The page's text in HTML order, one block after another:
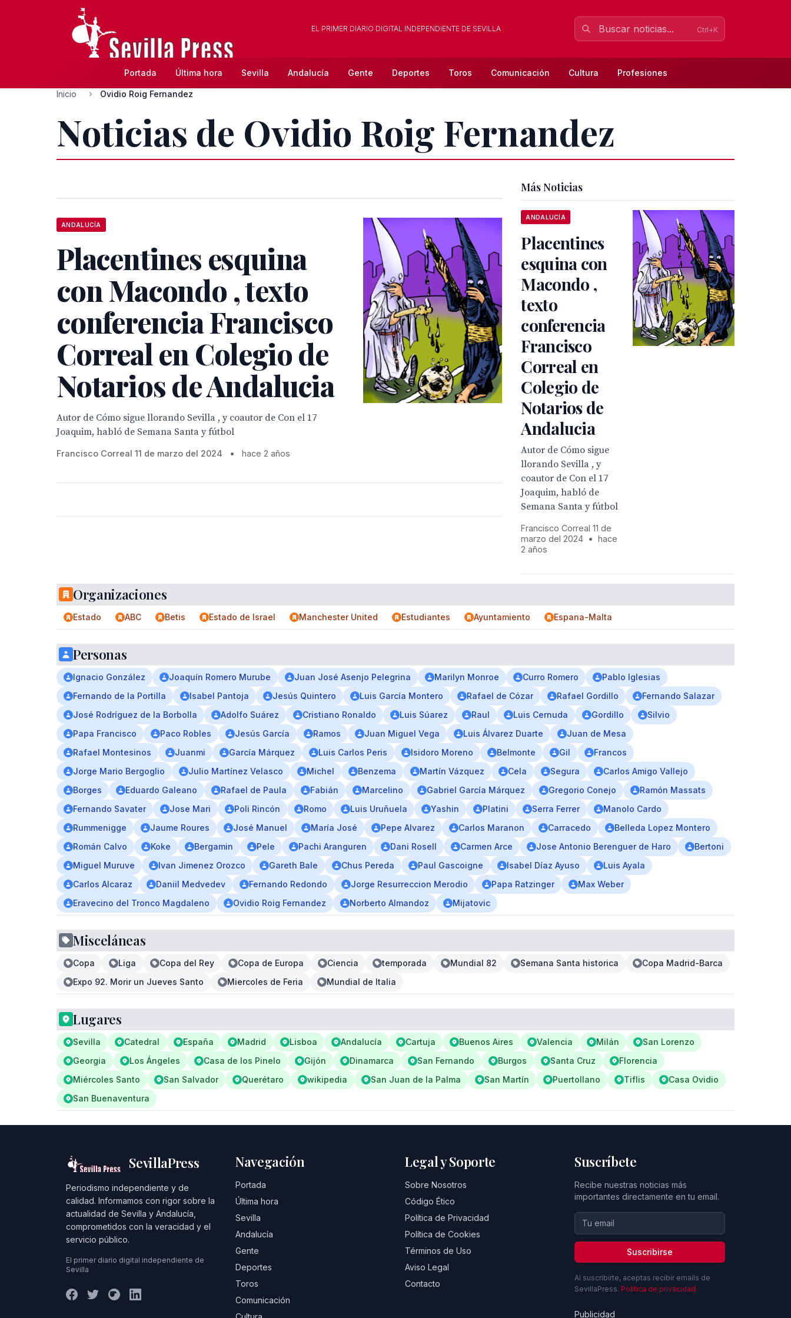
EL PRIMER DIARIO DIGITAL INDEPENDIENTE DE SEVILLA Ctrl+K
Portada Última hora Sevilla Andalucía Gente Deportes Toros Comunicación Cultura Profesiones
Inicio Ovidio Roig Fernandez
Noticias de Ovidio Roig Fernandez
ANDALUCÍA
Placentines esquina
con Macondo , texto
conferencia Francisco
Correal en Colegio de
Notarios de Andalucia
Autor de Cómo sigue llorando Sevilla , y coautor de Con el 17
Joaquim, habló de Semana Santa y fútbol
Francisco Correal 11 de marzo del 2024 • hace 2 años
Más Noticias
ANDALUCÍA
Placentines
esquina con
Macondo ,
texto
conferencia
Francisco
Correal en
Colegio de
Notarios de
Andalucia
Autor de Cómo sigue
llorando Sevilla , y
coautor de Con el 17
Joaquim, habló de
Semana Santa y fútbol
Francisco Correal 11 de
marzo del 2024 •
hace
2 años
Organizaciones
Estado ABC Betis Estado de Israel Manchester United Estudiantes Ayuntamiento Espana-Malta
Personas
Ignacio González Joaquín Romero Murube Juan José Asenjo Pelegrina Marilyn Monroe Curro Romero
Pablo Iglesias
Fernando de la Portilla
Isabel Pantoja Jesús Quintero Luis García Montero Rafael de Cózar Rafael Gordillo
Fernando Salazar
José Rodríguez de la Borbolla
Adolfo Suárez Cristiano Ronaldo Luis Súarez Raul Luis Cernuda Gordillo
Silvio
Papa Francisco
Paco Robles Jesús García Ramos Juan Miguel Vega Luis Álvarez Duarte
Juan de Mesa
Rafael Montesinos
Juanmi García Márquez Luis Carlos Peris Isidoro Moreno Belmonte Gil
Francos
Jorge Mario Bergoglio
Julio Martínez Velasco Michel Benzema Martín Vázquez Cela Segura
Carlos Amigo Vallejo
Borges
Eduardo Galeano Rafael de Paula Fabián Marcelino Gabriel García Márquez Gregorio Conejo
Ramón Massats
Fernando Savater
Jose Mari Poli Rincón Romo Luis Uruñuela Yashin Platini Serra Ferrer
Manolo Cardo
Rummenigge
Jaume Roures José Manuel María José Pepe Alvarez Carlos Maranon Carracedo
Belleda Lopez Montero
Román Calvo
Koke Bergamin Pele Pachi Aranguren Dani Rosell Carmen Arce Jose Antonio Berenguer de Haro
Bertoni
Miguel Muruve
Ivan Jimenez Orozco Gareth Bale Chus Pereda Paul Gascoigne Isabel Díaz Ayuso
Luis Ayala
Carlos Alcaraz
Daniil Medvedev Fernando Redondo Jorge Resurreccion Merodio Papa Ratzinger
Max Weber
Eravecino del Tronco Magdaleno
Ovidio Roig Fernandez Norberto Almandoz Mijatovic
Misceláneas
Copa Liga Copa del Rey Copa de Europa Ciencia temporada Mundial 82 Semana Santa historica
Copa Madrid-Barca
Expo 92. Morir un Jueves Santo
Miercoles de Feria Mundial de Italia
Lugares
Sevilla Catedral España Madrid Lisboa Andalucía Cartuja Buenos Aires Valencia Milán
San Lorenzo
Georgia
Los Ángeles Casa de los Pinelo Gijón Dinamarca San Fernando Burgos Santa Cruz
Florencia
Miércoles Santo
San Salvador Querétaro wikipedia San Juan de la Palma San Martín Puertollano Tiflis
Casa Ovidio
San Buenaventura
SevillaPress
Periodismo independiente y de
calidad. Informamos con rigor sobre la
actualidad de Sevilla y Andalucía,
comprometidos con la veracidad y el
servicio público.
El primer diario digital independiente de
Sevilla
Navegación
Portada
Última hora
Sevilla
Andalucía
Gente
Deportes
Toros
Comunicación
Legal y Soporte
Sobre Nosotros
Código Ético
Política de Privacidad
Política de Cookies
Términos de Uso
Aviso Legal
Contacto
Suscríbete
Recibe nuestras noticias más
importantes directamente en tu email.
Suscribirse
Al suscribirte, aceptas recibir emails de
SevillaPress. Política de privacidad
Publicidad